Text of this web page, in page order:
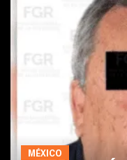
MÉXICO